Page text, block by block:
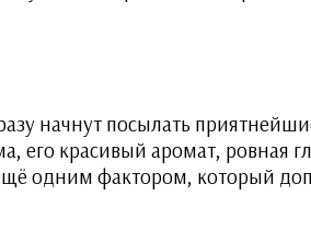
начнут посылать
его красивый аромат, ровная
ещё одним фактором, который